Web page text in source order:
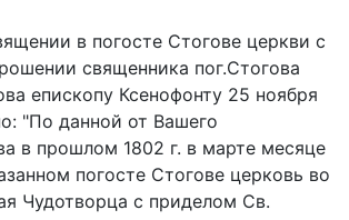
в погосте Стогове церкви с
священника пог.Стогова
епископу Ксенофонту 25 ноября
"По данной от Вашего
в прошлом 1802 г. в марте месяце
погосте Стогове церковь во
Чудотворца с приделом Св.